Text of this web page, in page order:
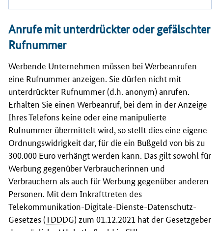
Anrufe mit unterdrückter oder gefälschter
Rufnummer
Werbende Unternehmen müssen bei Werbeanrufen
eine Rufnummer anzeigen. Sie dürfen nicht mit
unterdrückter Rufnummer (d.h. anonym) anrufen.
Erhalten Sie einen Werbeanruf, bei dem in der Anzeige
Ihres Telefons keine oder eine manipulierte
Rufnummer übermittelt wird, so stellt dies eine eigene
Ordnungswidrigkeit dar, für die ein Bußgeld von bis zu
300.000 Euro verhängt werden kann. Das gilt sowohl für
Werbung gegenüber Verbraucherinnen und
Verbrauchern als auch für Werbung gegenüber anderen
Personen. Mit dem Inkrafttreten des
Telekommunikation-Digitale-Dienste-Datenschutz-
Gesetzes (TDDDG) zum 01.12.2021 hat der Gesetzgeber